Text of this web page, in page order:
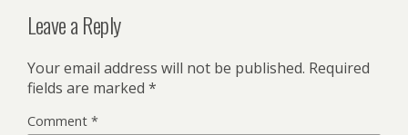
Leave a Reply
Your email address will not be published. Required
fields are marked *
Comment *